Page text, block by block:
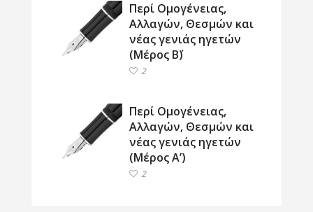
Περί Ομογένειας,
Αλλαγών, Θεσμών και
νέας γενιάς ηγετών
(Μέρος Β΄)
2
Περί Ομογένειας,
Αλλαγών, Θεσμών και
νέας γενιάς ηγετών
(Μέρος Α’)
2